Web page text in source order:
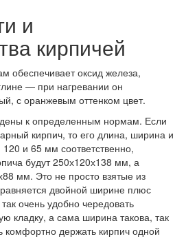
и
кирпичей
обеспечивает оксид железа,
— при нагревании он
с оранжевым оттенком цвет.
к определенным нормам. Если
кирпич, то его длина, ширина и
и 65 мм соответственно,
будут 250х120х138 мм, а
мм. Это не просто взятые из
двойной ширине плюс
очень удобно чередовать
кладку, а сама ширина такова, так
комфортно держать кирпич одной